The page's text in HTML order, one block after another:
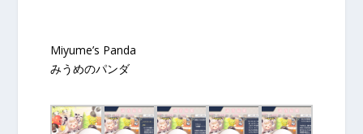
Miyume’s Panda
みうめのパンダ